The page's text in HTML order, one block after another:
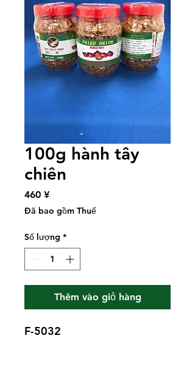
100g hành tây
chiên
460 ¥Giá
Đã bao gồm Thuế
Số lượng *
Thêm vào giỏ hàng
F-5032